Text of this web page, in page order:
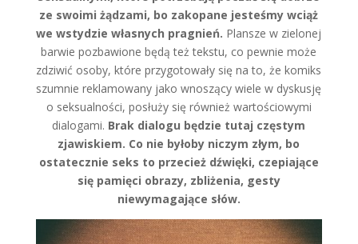
ze swoimi żądzami, bo zakopane jesteśmy wciąż
we wstydzie własnych pragnień. Plansze w zielonej
barwie pozbawione będą też tekstu, co pewnie może
zdziwić osoby, które przygotowały się na to, że komiks
szumnie reklamowany jako wnoszący wiele w dyskusję
o seksualności, posłuży się również wartościowymi
dialogami. Brak dialogu będzie tutaj częstym
zjawiskiem. Co nie byłoby niczym złym, bo
ostatecznie seks to przecież dźwięki, czepiające
się pamięci obrazy, zbliżenia, gesty
niewymagające słów.